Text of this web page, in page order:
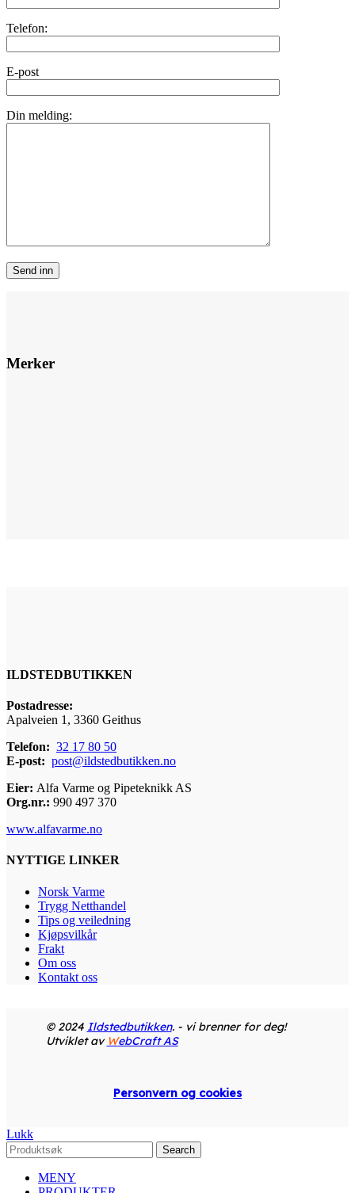
Telefon:
E-post
Din melding:
Merker
ILDSTEDBUTIKKEN
Postadresse:
Apalveien 1, 3360 Geithus
Telefon: 32 17 80 50
E-post: post@ildstedbutikken.no
Eier: Alfa Varme og Pipeteknikk AS
Org.nr.: 990 497 370
www.alfavarme.no
NYTTIGE LINKER
Norsk Varme
Trygg Netthandel
Tips og veiledning
Kjøpsvilkår
Frakt
Om oss
Kontakt oss
© 2024 Ildstedbutikken. - vi brenner for deg!
Utviklet av WebCraft AS
Personvern og cookies
Lukk
Search
MENY